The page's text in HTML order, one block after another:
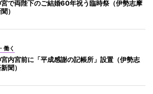
で両陛下のご結婚60年祝う臨時祭（伊勢志摩
）
働く
内宮前に「平成感謝の記帳所」設置（伊勢志
聞）